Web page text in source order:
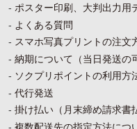
ポスター印刷、大判出力用
よくある質問
スマホ写真プリントの注文
納期について（当日発送の
ソクプリポイントの利用方
代行発送
掛け払い（月末締め請求書
複数配送先の指定方法につ